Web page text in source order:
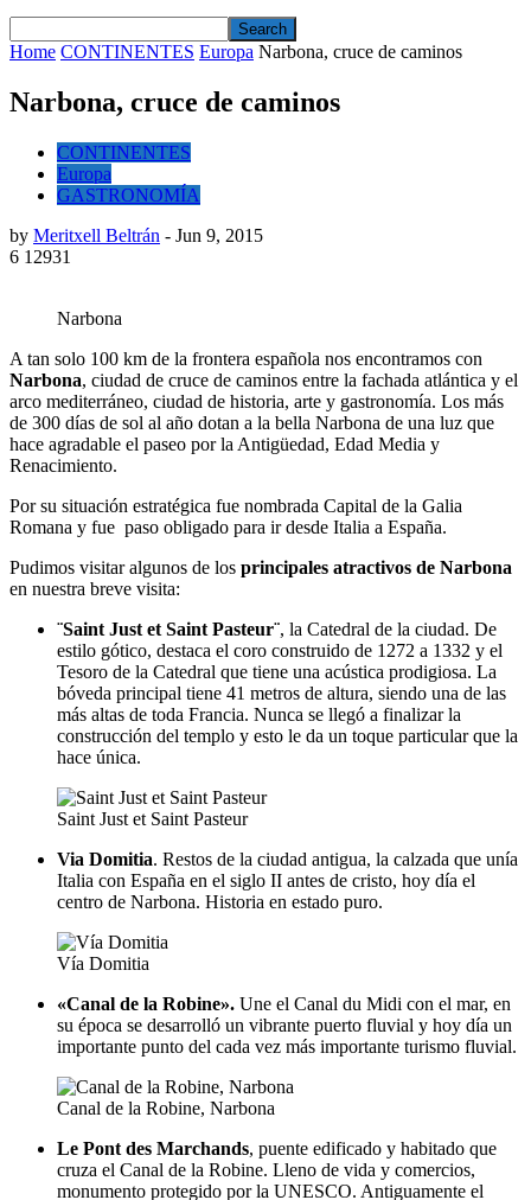
Home CONTINENTES Europa Narbona, cruce de caminos
Narbona, cruce de caminos
CONTINENTES
Europa
GASTRONOMÍA
by Meritxell Beltrán - Jun 9, 2015
6 12931
Narbona
A tan solo 100 km de la frontera española nos encontramos con
Narbona, ciudad de cruce de caminos entre la fachada atlántica y el
arco mediterráneo, ciudad de historia, arte y gastronomía. Los más
de 300 días de sol al año dotan a la bella Narbona de una luz que
hace agradable el paseo por la Antigüedad, Edad Media y
Renacimiento.
Por su situación estratégica fue nombrada Capital de la Galia
Romana y fue paso obligado para ir desde Italia a España.
Pudimos visitar algunos de los principales atractivos de Narbona
en nuestra breve visita:
¨Saint Just et Saint Pasteur¨, la Catedral de la ciudad. De
estilo gótico, destaca el coro construido de 1272 a 1332 y el
Tesoro de la Catedral que tiene una acústica prodigiosa. La
bóveda principal tiene 41 metros de altura, siendo una de las
más altas de toda Francia. Nunca se llegó a finalizar la
construcción del templo y esto le da un toque particular que la
hace única.
Saint Just et Saint Pasteur
Via Domitia. Restos de la ciudad antigua, la calzada que unía
Italia con España en el siglo II antes de cristo, hoy día el
centro de Narbona. Historia en estado puro.
Vía Domitia
«Canal de la Robine». Une el Canal du Midi con el mar, en
su época se desarrolló un vibrante puerto fluvial y hoy día un
importante punto del cada vez más importante turismo fluvial.
Canal de la Robine, Narbona
Le Pont des Marchands, puente edificado y habitado que
cruza el Canal de la Robine. Lleno de vida y comercios,
monumento protegido por la UNESCO. Antiguamente el